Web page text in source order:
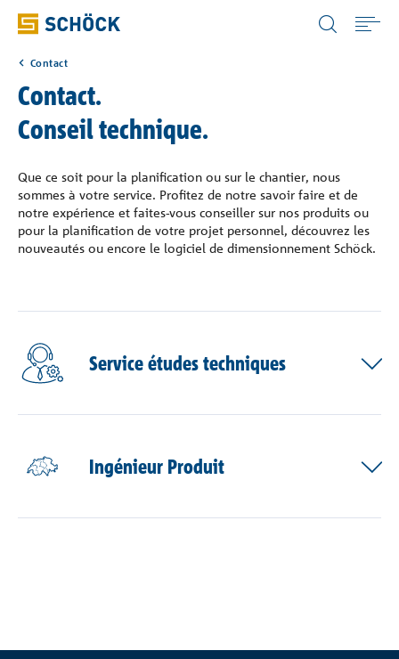
Applications
Solutions
Téléchargement
Connaissance
Références
La société
Contact
Switzerland (CH) Français
Contact
Contact.
Conseil technique.
Que ce soit pour la planification ou sur le chantier, nous
sommes à votre service. Profitez de notre savoir faire et de
notre expérience et faites-vous conseiller sur nos produits ou
pour la planification de votre projet personnel, découvrez les
nouveautés ou encore le logiciel de dimensionnement Schöck.
Service études techniques
Ingénieur Produit